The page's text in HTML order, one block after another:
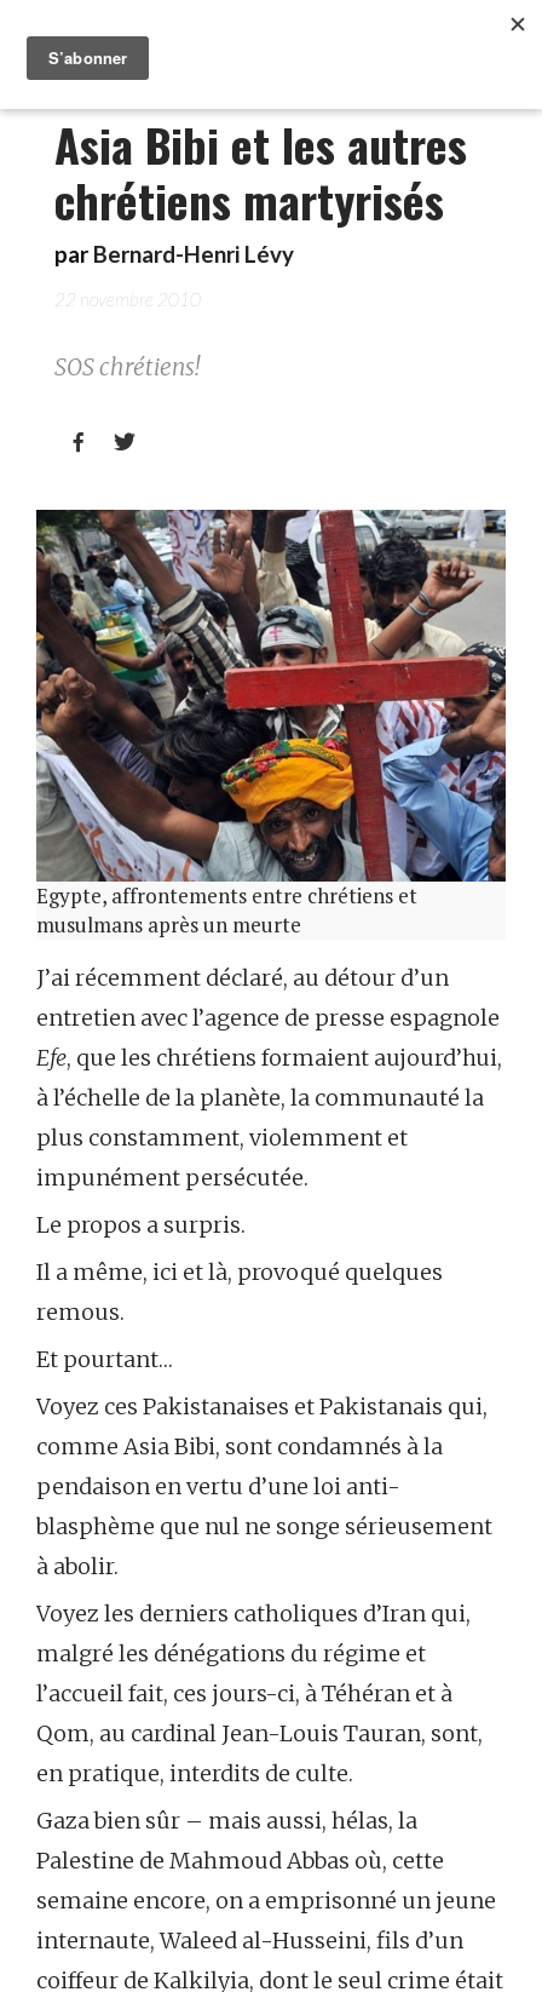
Asia Bibi et les autres
chrétiens martyrisés
par Bernard-Henri Lévy
22 novembre 2010
SOS chrétiens!
 
Egypte, affrontements entre chrétiens et
musulmans après un meurte
J’ai récemment déclaré, au détour d’un
entretien avec l’agence de presse espagnole
Efe, que les chrétiens formaient aujourd’hui,
à l’échelle de la planète, la communauté la
plus constamment, violemment et
impunément persécutée.
Le propos a surpris.
Il a même, ici et là, provoqué quelques
remous.
Et pourtant…
Voyez ces Pakistanaises et Pakistanais qui,
comme Asia Bibi, sont condamnés à la
pendaison en vertu d’une loi anti-
blasphème que nul ne songe sérieusement
à abolir.
Voyez les derniers catholiques d’Iran qui,
malgré les dénégations du régime et
l’accueil fait, ces jours-ci, à Téhéran et à
Qom, au cardinal Jean-Louis Tauran, sont,
en pratique, interdits de culte.
Gaza bien sûr – mais aussi, hélas, la
Palestine de Mahmoud Abbas où, cette
semaine encore, on a emprisonné un jeune
internaute, Waleed al-Husseini, fils d’un
coiffeur de Kalkilyia, dont le seul crime était